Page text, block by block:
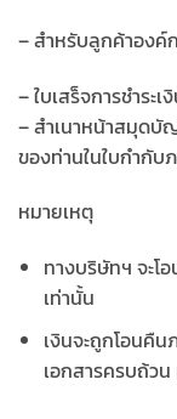
– สำหรับลูกค้าองค์
– ใบเสร็จการชำระ
– สำเนาหน้าสมุด
ของท่านในใบกำกับ
หมายเหตุ
ทางบริษัทฯ จะโ
เท่านั้น
เงินจะถูกโอนคื
เอกสารครบถ้ว